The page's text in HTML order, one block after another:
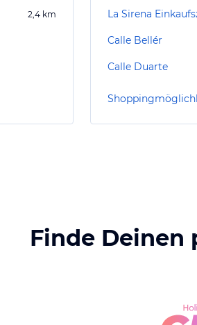
2,4 km La Sirena
Calle Bellér
Calle Duarte
Finde Deinen